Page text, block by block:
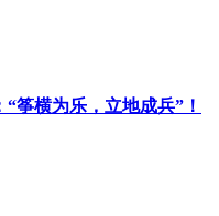
筝横为乐，立地成兵”！